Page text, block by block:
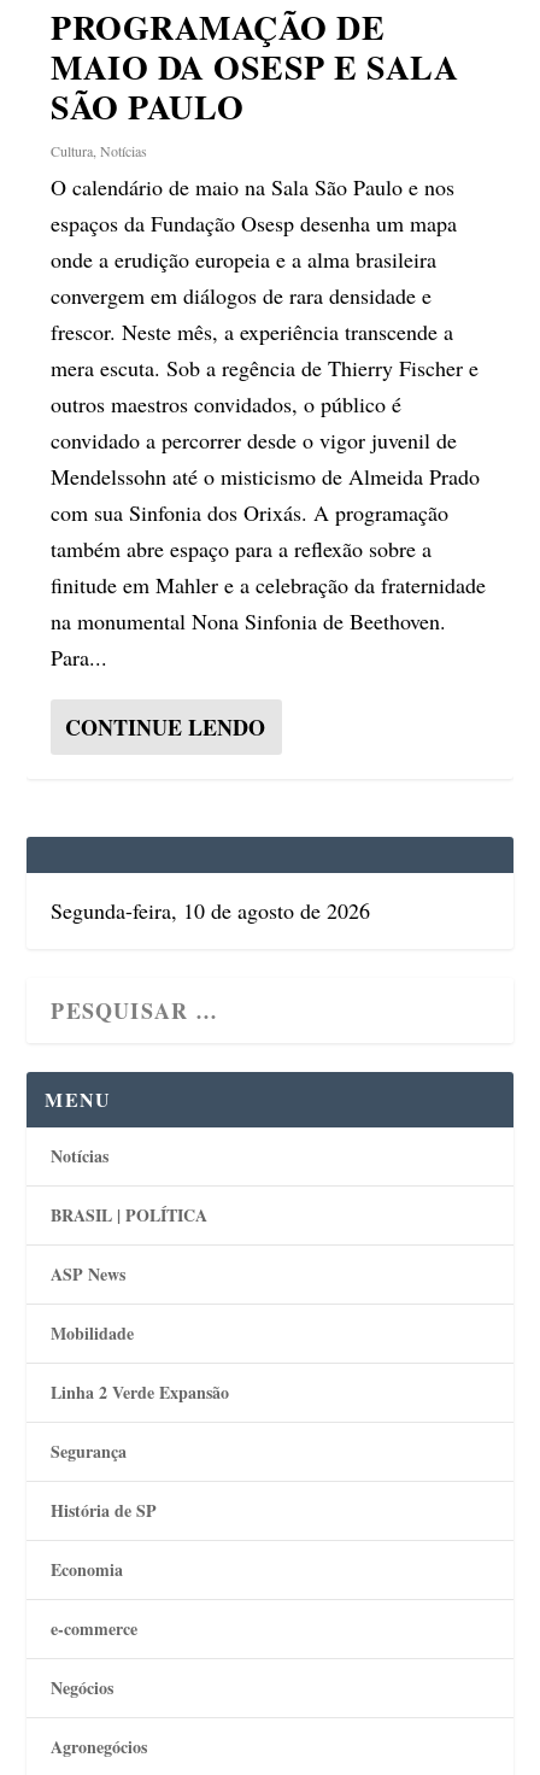
PROGRAMAÇÃO DE
MAIO DA OSESP E SALA
SÃO PAULO
Cultura ,Notícias
O calendário de maio na Sala São Paulo e nos
espaços da Fundação Osesp desenha um mapa
onde a erudição europeia e a alma brasileira
convergem em diálogos de rara densidade e
frescor. Neste mês, a experiência transcende a
mera escuta. Sob a regência de Thierry Fischer e
outros maestros convidados, o público é
convidado a percorrer desde o vigor juvenil de
Mendelssohn até o misticismo de Almeida Prado
com sua Sinfonia dos Orixás. A programação
também abre espaço para a reflexão sobre a
finitude em Mahler e a celebração da fraternidade
na monumental Nona Sinfonia de Beethoven.
Para...
CONTINUE LENDO
Segunda-feira, 10 de agosto de 2026
MENU
Notícias
BRASIL | POLÍTICA
ASP News
Mobilidade
Linha 2 Verde Expansão
Segurança
História de SP
Economia
e-commerce
Negócios
Agronegócios